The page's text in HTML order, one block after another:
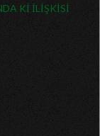
Kİ İLİŞKİSİ